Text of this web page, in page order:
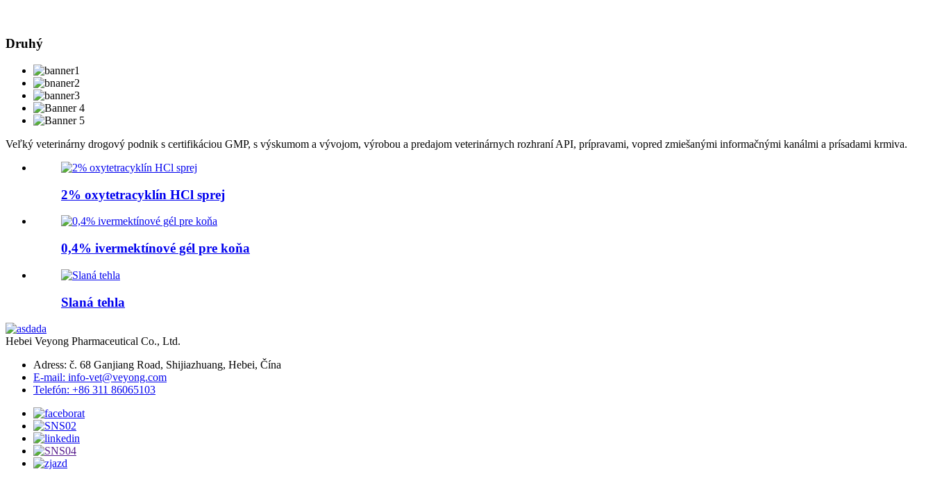
Druhý
Veľký veterinárny drogový podnik s certifikáciou GMP, s výskumom a vývojom, výrobou a predajom veterinárnych rozhraní API, prípravami, vopred zmiešanými informačnými kanálmi a prísadami krmiva.
2% oxytetracyklín HCl sprej
0,4% ivermektínové gél pre koňa
Slaná tehla
Hebei Veyong Pharmaceutical Co., Ltd.
Adress: č. 68 Ganjiang Road, Shijiazhuang, Hebei, Čína
E-mail: info-vet@veyong.com
Telefón: +86 311 86065103